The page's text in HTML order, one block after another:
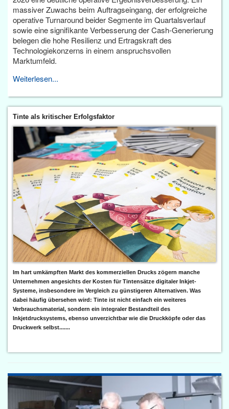
massiver Zuwachs beim Auftragseingang, der erfolgreiche
operative Turnaround beider Segmente im Quartalsverlauf
sowie eine signifikante Verbesserung der Cash-Generierung
belegen die hohe Resilienz und Ertragskraft des
Technologiekonzerns in einem anspruchsvollen
Marktumfeld.
Weiterlesen...
Tinte als kritischer Erfolgsfaktor
Im hart umkämpften Markt des kommerziellen Drucks zögern manche
Unternehmen angesichts der Kosten für Tintensätze digitaler Inkjet-
Systeme, insbesondere im Vergleich zu günstigeren Alternativen. Was
dabei häufig übersehen wird: Tinte ist nicht einfach ein weiteres
Verbrauchsmaterial, sondern ein integraler Bestandteil des
Inkjetdrucksystems, ebenso unverzichtbar wie die Druckköpfe oder das
Druckwerk selbst.......